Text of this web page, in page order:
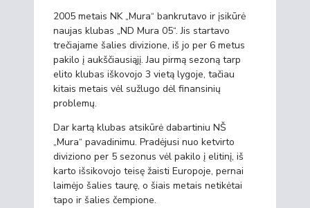
2005 metais NK „Mura“ bankrutavo ir įsikūrė
naujas klubas „ND Mura 05“. Jis startavo
trečiajame šalies divizione, iš jo per 6 metus
pakilo į aukščiausiąjį. Jau pirmą sezoną tarp
elito klubas iškovojo 3 vietą lygoje, tačiau
kitais metais vėl sužlugo dėl finansinių
problemų.
Dar kartą klubas atsikūrė dabartiniu NŠ
„Mura“ pavadinimu. Pradėjusi nuo ketvirto
diviziono per 5 sezonus vėl pakilo į elitinį, iš
karto išsikovojo teisę žaisti Europoje, pernai
laimėjo šalies taurę, o šiais metais netikėtai
tapo ir šalies čempione.